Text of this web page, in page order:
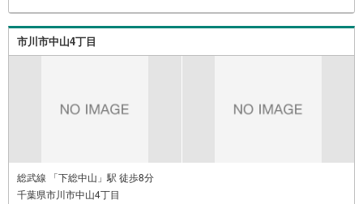
大歓迎です！年間8000棟以上の限定物件を発表しているオ
ープンハウスだから出会える物件が多数ございます。ぜひ
お気軽にご連絡・ご相談ください！※限定物件:当社のみ、
市川市中山4丁目
総武線 「下総中山」駅 徒歩8分
千葉県市川市中山4丁目